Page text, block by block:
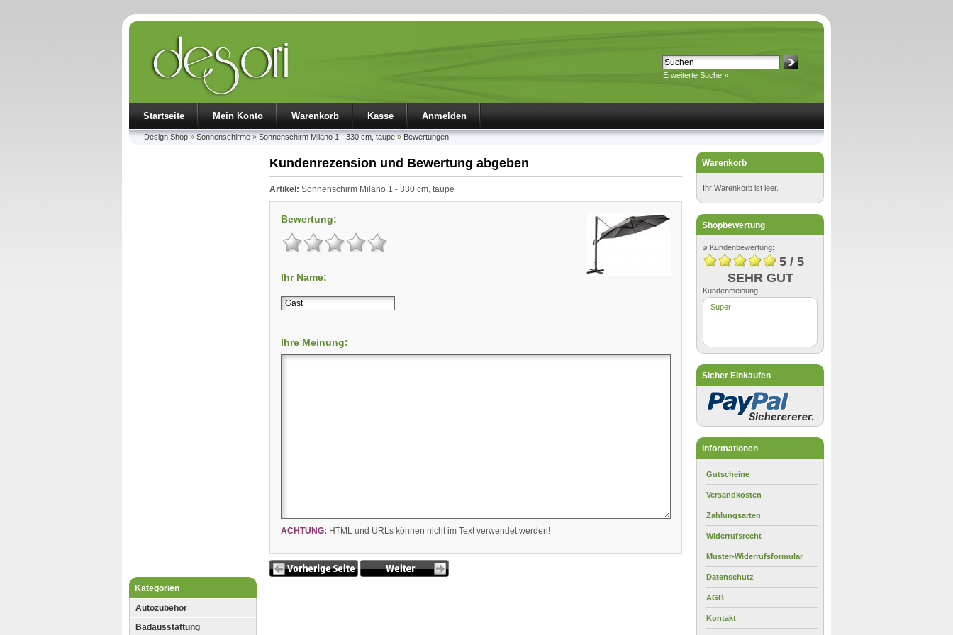
Erweiterte Suche »
Startseite Mein Konto Warenkorb Kasse Anmelden
Design Shop»Sonnenschirme»Sonnenschirm Milano 1 - 330 cm, taupe»Bewertungen
Kategorien
Autozubehör
Badausstattung
Kundenrezension und Bewertung abgeben
Artikel: Sonnenschirm Milano 1 - 330 cm, taupe
Bewertung:
Ihr Name:
Ihre Meinung:
ACHTUNG: HTML und URLs können nicht im Text verwendet werden!
Warenkorb
Ihr Warenkorb ist leer.
Shopbewertung
⌀ Kundenbewertung:
5 / 5
SEHR GUT
Kundenmeinung:
Super
Sicher Einkaufen
Informationen
Gutscheine
Versandkosten
Zahlungsarten
Widerrufsrecht
Muster-Widerrufsformular
Datenschutz
AGB
Kontakt